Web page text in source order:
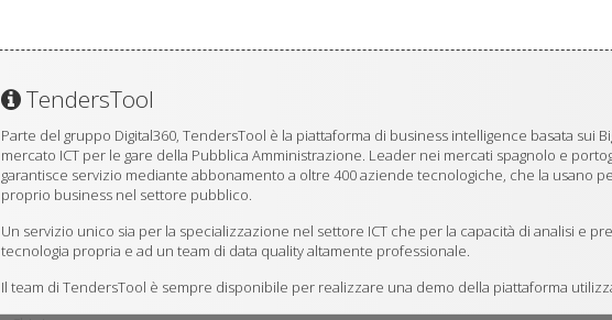
TendersTool
Parte del gruppo Digital360, TendersTool è la piattaforma di business intelligence basata sui
mercato ICT per le gare della Pubblica Amministrazione. Leader nei mercati spagnolo e
garantisce servizio mediante abbonamento a oltre 400 aziende tecnologiche, che la usano
proprio business nel settore pubblico.
Un servizio unico sia per la specializzazione nel settore ICT che per la capacità di analisi e
tecnologia propria e ad un team di data quality altamente professionale.
Il team di TendersTool è sempre disponibile per realizzare una demo della piattaforma